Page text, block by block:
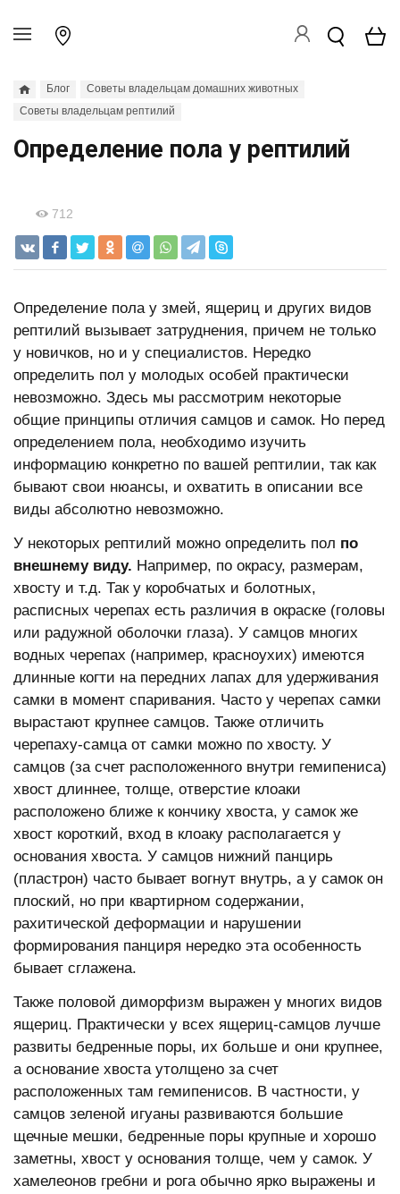
Блог
Советы владельцам домашних животных
Советы владельцам рептилий
Определение пола у рептилий
712
Определение пола у змей, ящериц и других видов
рептилий вызывает затруднения, причем не только
у новичков, но и у специалистов. Нередко
определить пол у молодых особей практически
невозможно. Здесь мы рассмотрим некоторые
общие принципы отличия самцов и самок. Но перед
определением пола, необходимо изучить
информацию конкретно по вашей рептилии, так как
бывают свои нюансы, и охватить в описании все
виды абсолютно невозможно.
У некоторых рептилий можно определить пол по
внешнему виду. Например, по окрасу, размерам,
хвосту и т.д. Так у коробчатых и болотных,
расписных черепах есть различия в окраске (головы
или радужной оболочки глаза). У самцов многих
водных черепах (например, красноухих) имеются
длинные когти на передних лапах для удерживания
самки в момент спаривания. Часто у черепах самки
вырастают крупнее самцов. Также отличить
черепаху-самца от самки можно по хвосту. У
самцов (за счет расположенного внутри гемипениса)
хвост длиннее, толще, отверстие клоаки
расположено ближе к кончику хвоста, у самок же
хвост короткий, вход в клоаку располагается у
основания хвоста. У самцов нижний панцирь
(пластрон) часто бывает вогнут внутрь, а у самок он
плоский, но при квартирном содержании,
рахитической деформации и нарушении
формирования панциря нередко эта особенность
бывает сглажена.
Также половой диморфизм выражен у многих видов
ящериц. Практически у всех ящериц-самцов лучше
развиты бедренные поры, их больше и они крупнее,
а основание хвоста утолщено за счет
расположенных там гемипенисов. В частности, у
самцов зеленой игуаны развиваются большие
щечные мешки, бедренные поры крупные и хорошо
заметны, хвост у основания толще, чем у самок. У
хамелеонов гребни и рога обычно ярко выражены и